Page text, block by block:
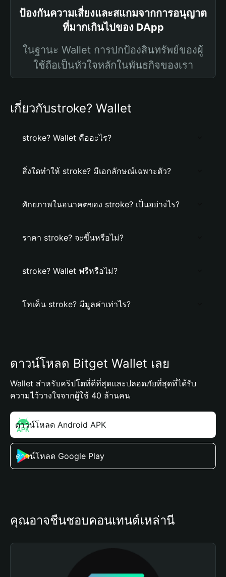
ป้องกันความเสี่ยงและสแกมจากการอนุญาต
ที่มากเกินไปของ DApp
ในฐานะ Wallet การปกป้องสินทรัพย์ของผู้
ใช้ถือเป็นหัวใจหลักในพันธกิจของเรา
เกี่ยวกับstroke? Wallet
stroke? Wallet คืออะไร?
สิ่งใดทำให้ stroke? มีเอกลักษณ์เฉพาะตัว?
ศักยภาพในอนาคตของ stroke? เป็นอย่างไร?
ราคา stroke? จะขึ้นหรือไม่?
stroke? Wallet ฟรีหรือไม่?
โทเค็น stroke? มีมูลค่าเท่าไร?
ดาวน์โหลด Bitget Wallet เลย
Wallet สำหรับคริปโตที่ดีที่สุดและปลอดภัยที่สุดที่ได้รับ
ความไว้วางใจจากผู้ใช้ 40 ล้านคน
ดาวน์โหลด Android APK
ดาวน์โหลด Google Play
คุณอาจชื่นชอบคอนเทนต์เหล่านี้